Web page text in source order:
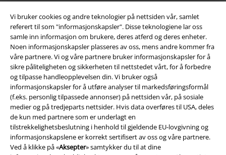
Vi bruker cookies og andre teknologier på nettsiden vår, samlet
referert til som "informasjonskapsler". Disse teknologiene lar oss
samle inn informasjon om brukere, deres atferd og deres enheter.
Noen informasjonskapsler plasseres av oss, mens andre kommer fra
våre partnere. Vi og våre partnere bruker informasjonskapsler for å
sikre påliteligheten og sikkerheten til nettstedet vårt, for å forbedre
og tilpasse handleopplevelsen din. Vi bruker også
informasjonskapsler for å utføre analyser til markedsføringsformål
(f.eks. personlig tilpassede annonser) på nettsiden vår, på sosiale
medier og på tredjeparts nettsider. Hvis data overføres til USA, deles
de kun med partnere som er underlagt en
tilstrekkelighetsbeslutning i henhold til gjeldende EU-lovgivning og
informasjonskapslene er korrekt sertifisert av oss og våre partnere.
Ved å klikke på «Aksepter» samtykker du til at dine
Frakt
EMP App
Her kan du laste ned EMPs nye app helt gratis og ta del i alle de nye
funksjonene og fordelene!